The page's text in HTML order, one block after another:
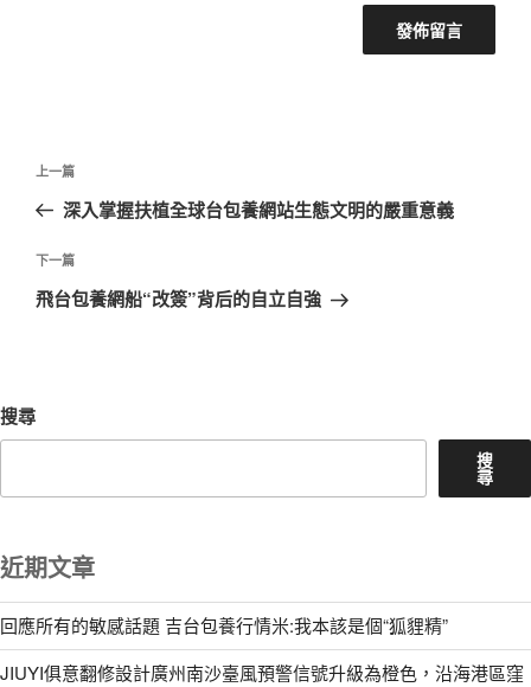
文
導
覽
上
一
文
章
上一篇
深入掌握扶植全球台包養網站生態文明的嚴重意義
下
一
下一篇
飛台包養網船“改簽”背后的自立自強
搜尋
搜
尋
近期文章
回應所有的敏感話題 吉台包養行情米:我本該是個“狐貍精”
JIUYI俱意翻修設計廣州南沙臺風預警信號升級為橙色，沿海港區窪